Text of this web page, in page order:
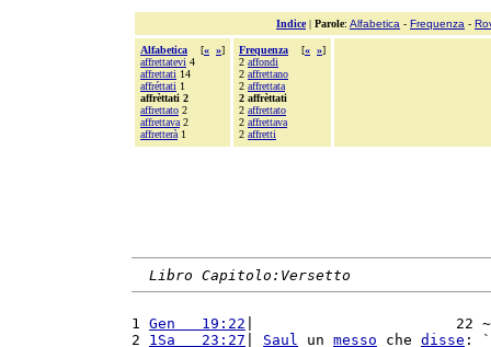
Indice| Parole: Alfabetica - Frequenza -
Alfabetica [« »]
affrettatevi 4
affrettati 14
affréttati 1
affrèttati 2
affrettato 2
affrettava 2
affretterà 1
Frequenza [« »]
2 affondi
2 affrettano
2 affrettata
2 affrèttati
2 affrettato
2 affrettava
2 affretti
Libro Capitolo:Versetto
1 Gen   19:22 |                       22 ~
2 1Sa   23:27 Saul un messo che disse : `